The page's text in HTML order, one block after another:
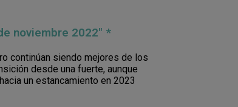
noviembre 2022" *
continúan siendo mejores de los
desde una fuerte, aunque
un estancamiento en 2023